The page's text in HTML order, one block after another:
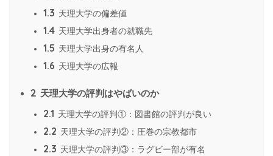
1.3 天理大学の偏差値
1.4 天理大学出身者の就職先
1.5 天理大学出身の有名人
1.6 天理大学の広報
2 天理大学の評判はやばいのか
2.1 天理大学の評判①：図書館の評判が良い
2.2 天理大学の評判②：圧巻の宗教都市
2.3 天理大学の評判③：ラグビー部が有名